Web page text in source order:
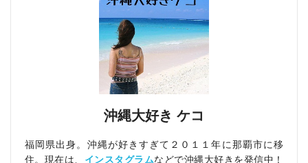
沖縄大好き ケコ
福岡県出身。沖縄が好きすぎて２０１１年に那覇市に移
住。現在は、 インスタグラムなどで沖縄大好きを発信中！